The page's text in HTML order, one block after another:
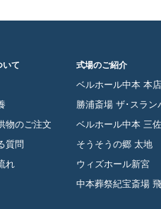
いて
物のご注文
質問
れ
式場のご紹介
ベルホール中本 本店
勝浦斎場 ザ･スラン
ベルホール中本 三
そうそうの郷 太地
ウィズホール新宮
中本葬祭紀宝斎場